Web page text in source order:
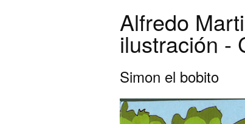
Alfredo
ilustración -
Simon el bobito